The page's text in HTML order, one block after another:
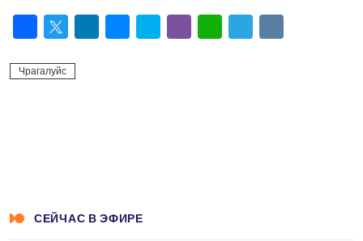
Чрагалуйс
СЕЙЧАС В ЭФИРЕ